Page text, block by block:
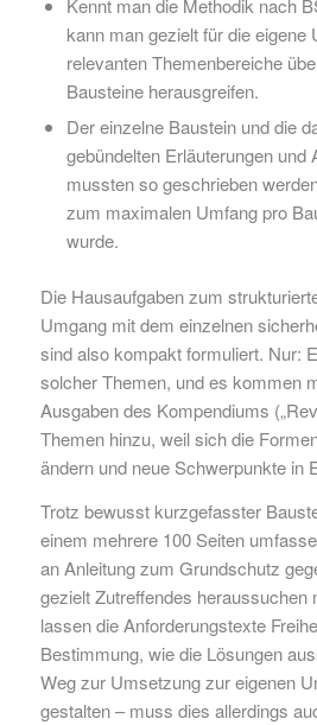
Kennt man die Methodik nach
kann man gezielt für die eigene
relevanten Themenbereiche
Bausteine herausgreifen.
Der einzelne Baustein und die
gebündelten Erläuterungen und
mussten so geschrieben
zum maximalen Umfang pro
wurde.
Die Hausaufgaben zum
Umgang mit dem einzelnen
sind also kompakt formuliert. Nur:
solcher Themen, und es kommen
Ausgaben des Kompendiums
Themen hinzu, weil sich die
ändern und neue Schwerpunkte in
Trotz bewusst kurzgefasster
einem mehrere 100 Seiten
an Anleitung zum Grundschutz
gezielt Zutreffendes heraussuchen
lassen die Anforderungstexte
Bestimmung, wie die Lösungen
Weg zur Umsetzung zur eigenen
gestalten – muss dies allerdings